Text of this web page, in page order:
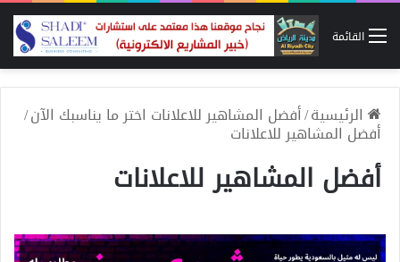
القائمة
الرئيسية/أفضل المشاهير للاعلانات اختر ما يناسبك الآن/
أفضل المشاهير للاعلانات
أفضل المشاهير للاعلانات